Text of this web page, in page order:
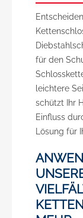
für den
leichtere
schützt Ihr
Einfluss
Lösung für